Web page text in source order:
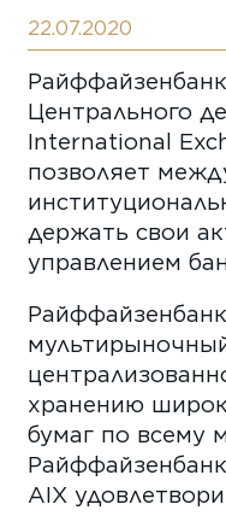
22.07.2020
Центрального
International
позволяет
держать свои
управлением
хранению
бумаг по всему
AIX